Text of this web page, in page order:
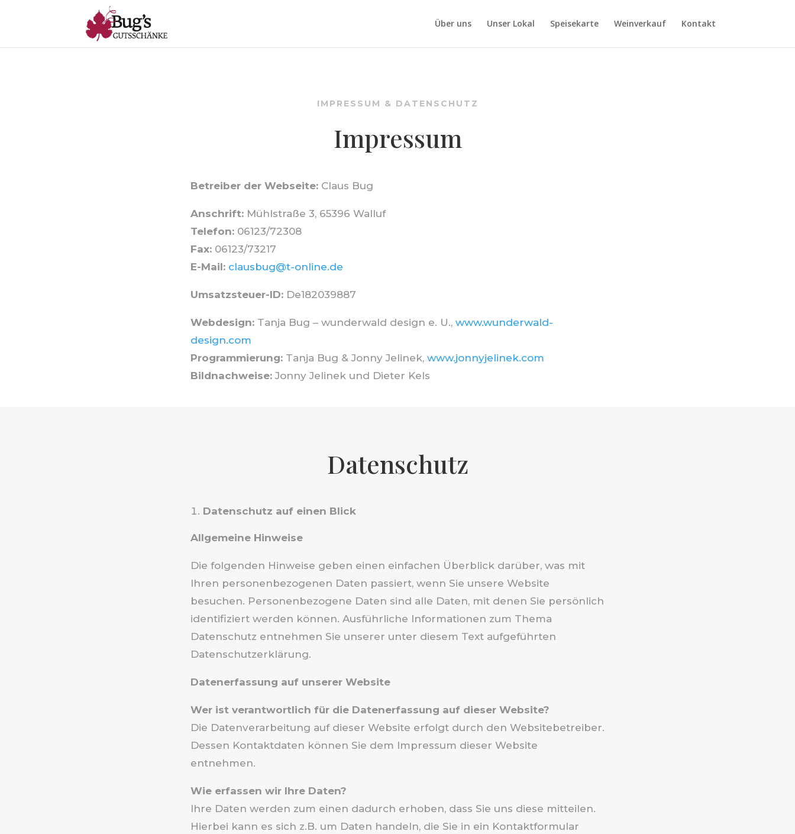
Über uns Unser Lokal Speisekarte Weinverkauf Kontakt
IMPRESSUM & DATENSCHUTZ
Impressum
Betreiber der Webseite: Claus Bug
Anschrift: Mühlstraße 3, 65396 Walluf
Telefon: 06123/72308
Fax: 06123/73217
E-Mail: clausbug@t-online.de
Umsatzsteuer-ID: De182039887
Webdesign: Tanja Bug – wunderwald design e. U., www.wunderwald-
design.com
Programmierung: Tanja Bug & Jonny Jelinek, www.jonnyjelinek.com
Bildnachweise: Jonny Jelinek und Dieter Kels
Datenschutz
Datenschutz auf einen Blick
Allgemeine Hinweise
Die folgenden Hinweise geben einen einfachen Überblick darüber, was mit
Ihren personenbezogenen Daten passiert, wenn Sie unsere Website
besuchen. Personenbezogene Daten sind alle Daten, mit denen Sie persönlich
identifiziert werden können. Ausführliche Informationen zum Thema
Datenschutz entnehmen Sie unserer unter diesem Text aufgeführten
Datenschutzerklärung.
Datenerfassung auf unserer Website
Wer ist verantwortlich für die Datenerfassung auf dieser Website?
Die Datenverarbeitung auf dieser Website erfolgt durch den Websitebetreiber.
Dessen Kontaktdaten können Sie dem Impressum dieser Website
entnehmen.
Wie erfassen wir Ihre Daten?
Ihre Daten werden zum einen dadurch erhoben, dass Sie uns diese mitteilen.
Hierbei kann es sich z.B. um Daten handeln, die Sie in ein Kontaktformular